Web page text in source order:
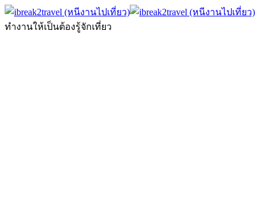
ทำงานให้เป็นต้องรู้จักเที่ยว